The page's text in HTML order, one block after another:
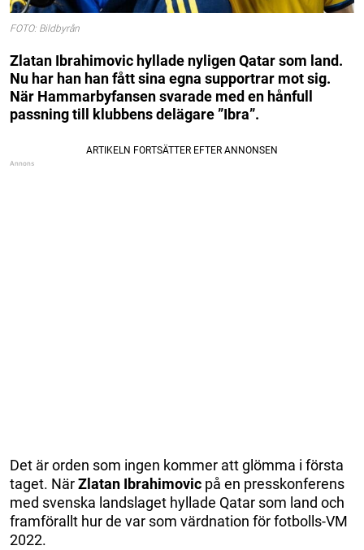
FOTO: Bildbyrån
Zlatan Ibrahimovic hyllade nyligen Qatar som land.
Nu har han han fått sina egna supportrar mot sig.
När Hammarbyfansen svarade med en hånfull
passning till klubbens delägare ”Ibra”.
Det är orden som ingen kommer att glömma i första
taget. NärZlatan Ibrahimovic på en presskonferens
med svenska landslaget hyllade Qatar som land och
framförallt hur de var som värdnation för fotbolls-VM
2022.